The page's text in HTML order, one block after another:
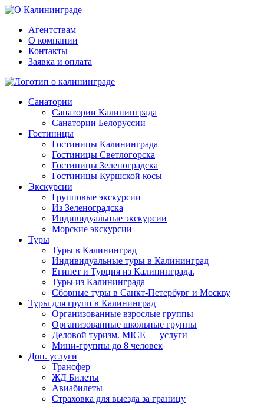
Агентствам
О компании
Контакты
Заявка и оплата
Санатории
Санатории Калининграда
Санатории Белоруссии
Гостиницы
Гостиницы Калининграда
Гостиницы Светлогорска
Гостиницы Зеленоградска
Гостиницы Куршской косы
Экскурсии
Групповые экскурсии
Из Зеленоградска
Индивидуальные экскурсии
Морские экскурсии
Туры
Туры в Калининград
Индивидуальные туры в Калининград
Египет и Турция из Калининграда.
Туры из Калининграда
Сборные туры в Санкт-Петербург и Москву
Туры для групп в Калининград
Организованные взрослые группы
Организованные школьные группы
Деловой туризм. MICE — услуги
Мини-группы до 8 человек
Доп. услуги
Трансфер
ЖД Билеты
Авиабилеты
Страховка для выезда за границу